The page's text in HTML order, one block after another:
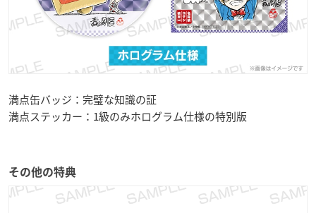
満点缶バッジ：完璧な知識の証
満点ステッカー：1級のみホログラム仕様の特別版
その他の特典